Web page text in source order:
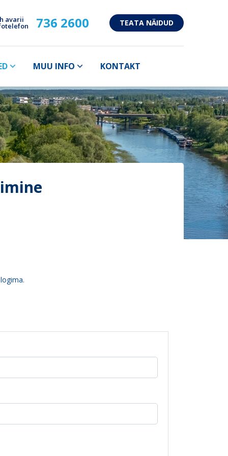
avarii 736 2600 TEATA NÄIDUD
MUU INFO KONTAKT